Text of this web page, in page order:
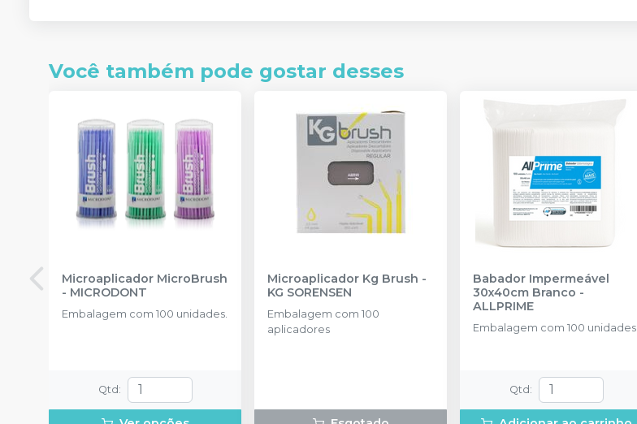
Você também pode gostar desses
Microaplicador MicroBrush
- MICRODONT
Embalagem com 100 unidades.
Qtd :
Microaplicador Kg Brush -
KG SORENSEN
Embalagem com 100
aplicadores
Babador Impermeável
30x40cm Branco -
ALLPRIME
Embalagem com 100 unidades.
Qtd :